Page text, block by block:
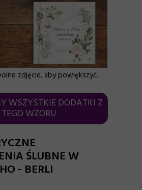
ŚLUBNE W
- BERLI
zdjęcie, aby powiększyć.
WSZYSTKIE DODATKI Z
TEGO WZORU